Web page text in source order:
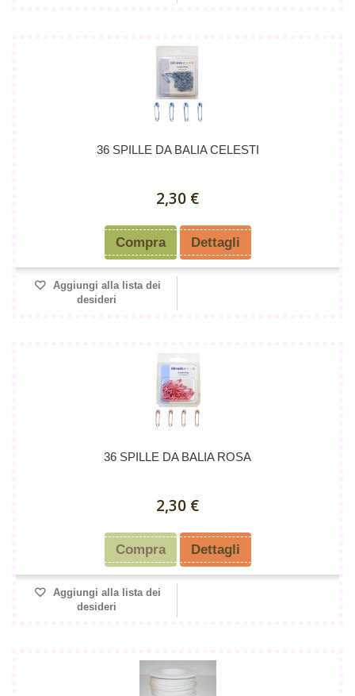
36 SPILLE DA BALIA CELESTI
2,30 €
Compra Dettagli
Aggiungi alla lista dei
desideri
36 SPILLE DA BALIA ROSA
2,30 €
Compra Dettagli
Aggiungi alla lista dei
desideri